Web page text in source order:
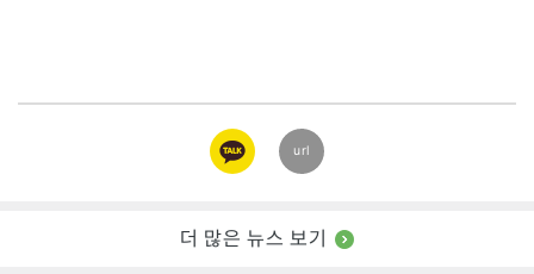
카카오
링크
url
더 많은 뉴스 보기